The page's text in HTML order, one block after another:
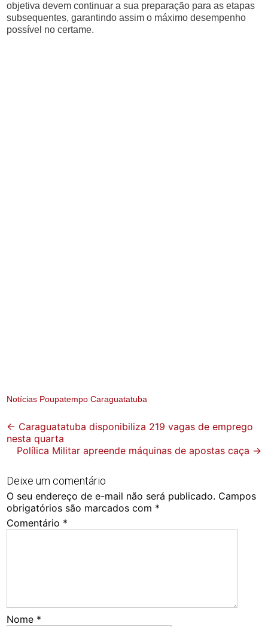
objetiva devem continuar a sua preparação para as etapas
subsequentes, garantindo assim o máximo desempenho
possível no certame.
Notícias Poupatempo Caraguatatuba
Post
navigation
← Caraguatatuba disponibiliza 219 vagas de emprego
nesta quarta
Polílica Militar apreende máquinas de apostas caça →
Deixe um comentário
O seu endereço de e-mail não será publicado. Campos
obrigatórios são marcados com *
Comentário *
Nome *